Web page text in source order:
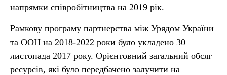
напрямки співробітництва на 2019 рік.
Рамкову програму партнерства між Урядом України
та ООН на 2018-2022 роки було укладено 30
листопада 2017 року. Орієнтовний загальний обсяг
ресурсів, які було передбачено залучити на